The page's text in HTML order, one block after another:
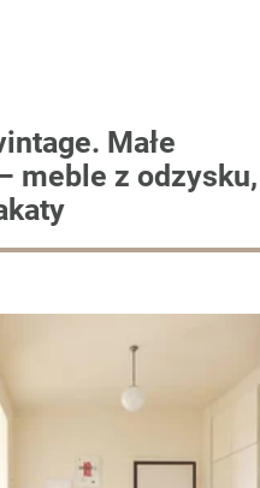
Małe
meble z odzysku,